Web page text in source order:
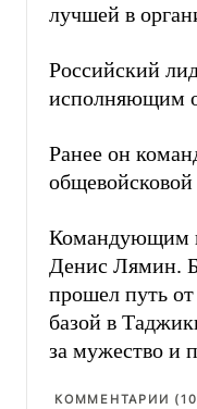
лучшей в
Российский
исполняющим
Ранее он
Командующим
Денис Лямин.
прошел путь
базой в
за мужество и
КОММЕНТАРИИ